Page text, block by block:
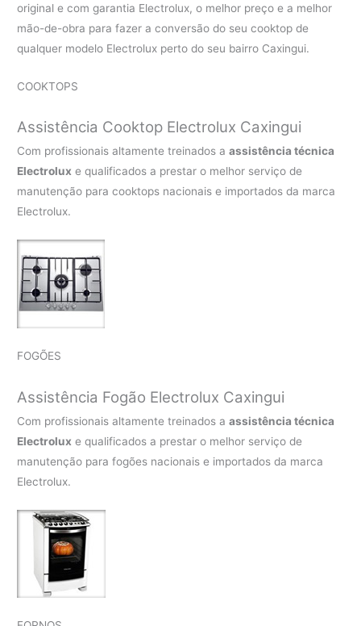
original e com garantia Electrolux, o melhor preço e a melhor
mão-de-obra para fazer a conversão do seu cooktop de
qualquer modelo Electrolux perto do seu bairro Caxingui.
COOKTOPS
Assistência Cooktop Electrolux Caxingui
Com profissionais altamente treinados aassistência técnica
Electrolux e qualificados a prestar o melhor serviço de
manutenção para cooktops nacionais e importados da marca
Electrolux.
FOGÕES
Assistência Fogão Electrolux Caxingui
Com profissionais altamente treinados aassistência técnica
Electrolux e qualificados a prestar o melhor serviço de
manutenção para fogões nacionais e importados da marca
Electrolux.